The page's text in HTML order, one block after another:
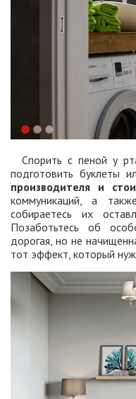
Спорить с пеной у
подготовить буклеты
производителя и
коммуникаций, а
собираетесь их
Позаботьтесь об
дорогая, но не
тот эффект, который